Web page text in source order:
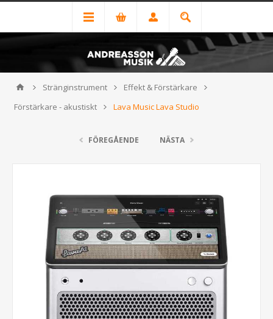
Stränginstrument
Effekt & Förstärkare
Förstärkare - akustiskt
Lava Music Lava Studio
FÖREGÅENDE NÄSTA